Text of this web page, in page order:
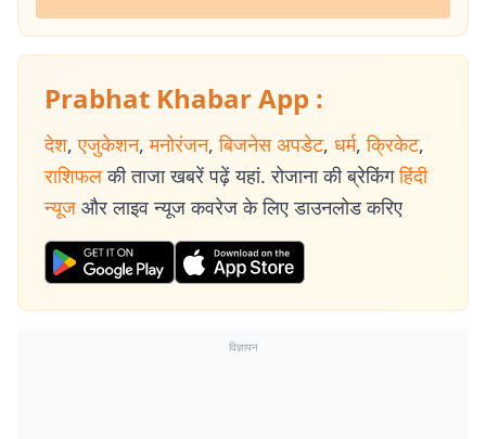
Prabhat Khabar App :
देश, एजुकेशन, मनोरंजन, बिजनेस अपडेट, धर्म, क्रिकेट,
राशिफल की ताजा खबरें पढ़ें यहां. रोजाना की ब्रेकिंग हिंदी
न्यूज और लाइव न्यूज कवरेज के लिए डाउनलोड करिए
विज्ञापन